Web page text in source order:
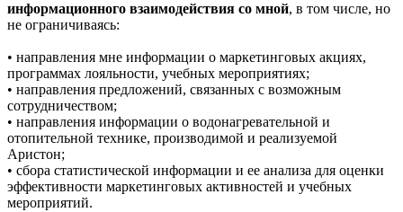
информационного взаимодействия со мной, в том числе, но
не ограничиваясь:
• направления мне информации о маркетинговых акциях,
программах лояльности, учебных мероприятиях;
• направления предложений, связанных с возможным
сотрудничеством;
• направления информации о водонагревательной и
отопительной технике, производимой и реализуемой
Аристон;
• сбора статистической информации и ее анализа для оценки
эффективности маркетинговых активностей и учебных
мероприятий.